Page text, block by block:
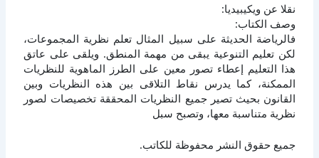
نقلا عن ويكيبيديا:
وصف الكتاب:
فالرياضة الحديثة على سبيل المثال تعلم نظرية المجموعات،
لكن تعليم التنوعية يبقى من مهمة المنطق. ويلقى على عاتق
هذا التعليم إعطاء تصور معين على الطرز الماهوية للنظريات
الممكنة، كما يدرس نقاط التلاقى بين هذه النظريات وبين
القانون بحيث تصير جميع النظريات المحققة تخصيصات لصور
نظرية متناسبة معها، وتصبح سبل
جميع حقوق النشر محفوظة للكاتب.